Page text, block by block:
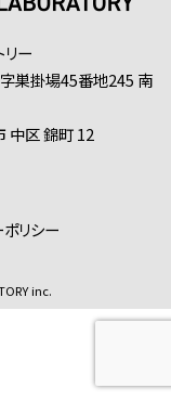
ー
巣掛場45番地245 南
中区 錦町 12
リシー
inc.